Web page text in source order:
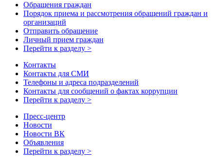
Обращения граждан
Порядок приема и рассмотрения обращений граждан и
организаций
Отправить обращение
Личный прием граждан
Перейти к разделу >
Контакты
Контакты для СМИ
Телефоны и адреса подразделений
Контакты для сообщений о фактах коррупции
Перейти к разделу >
Пресс-центр
Новости
Новости ВК
Объявления
Перейти к разделу >